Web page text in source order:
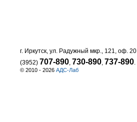
© 2010 - 2026 АДС-Лаб
г. Иркутск, ул. Радужный мкр., 121, оф. 20
(3952) 707-890 730-890 737-890